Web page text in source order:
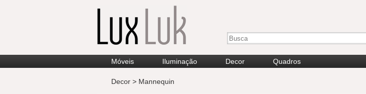
Móveis Iluminação Decor Quadros
Decor > Mannequin